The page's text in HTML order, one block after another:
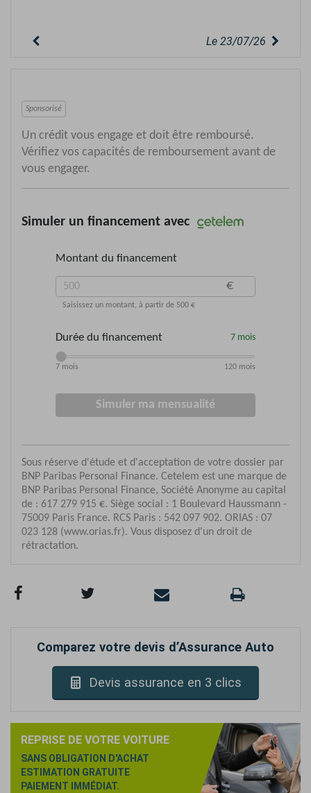
Le 23/07/26
Comparez votre devis d’Assurance Auto
Devis assurance en 3 clics
REPRISE DE VOTRE VOITURE
SANS OBLIGATION D'ACHAT
ESTIMATION GRATUITE
PAIEMENT IMMÉDIAT.